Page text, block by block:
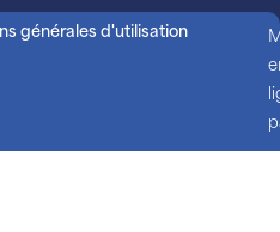
générales d'utilisation